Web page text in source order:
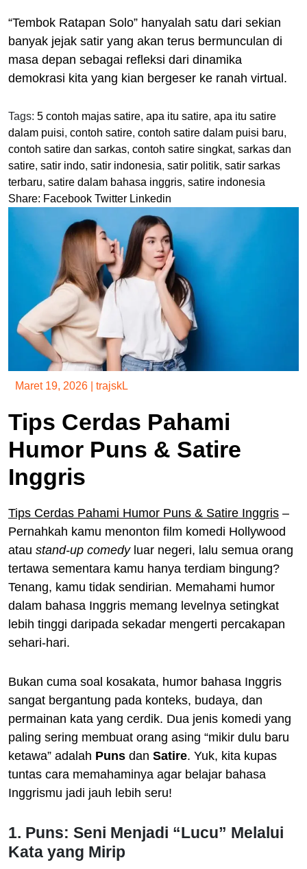
“Tembok Ratapan Solo” hanyalah satu dari sekian
banyak jejak satir yang akan terus bermunculan di
masa depan sebagai refleksi dari dinamika
demokrasi kita yang kian bergeser ke ranah virtual.
Tags: 5 contoh majas satire, apa itu satire, apa itu satire
dalam puisi, contoh satire, contoh satire dalam puisi baru,
contoh satire dan sarkas, contoh satire singkat, sarkas dan
satire, satir indo, satir indonesia, satir politik, satir sarkas
terbaru, satire dalam bahasa inggris, satire indonesia
Share: Facebook Twitter Linkedin
Maret 19, 2026 trajskL
Tips Cerdas Pahami
Humor Puns & Satire
Inggris
Tips Cerdas Pahami Humor Puns & Satire Inggris –
Pernahkah kamu menonton film komedi Hollywood
atau stand-up comedyluar negeri, lalu semua orang
tertawa sementara kamu hanya terdiam bingung?
Tenang, kamu tidak sendirian. Memahami humor
dalam bahasa Inggris memang levelnya setingkat
lebih tinggi daripada sekadar mengerti percakapan
sehari-hari.
Bukan cuma soal kosakata, humor bahasa Inggris
sangat bergantung pada konteks, budaya, dan
permainan kata yang cerdik. Dua jenis komedi yang
paling sering membuat orang asing “mikir dulu baru
ketawa” adalah Puns dan Satire. Yuk, kita kupas
tuntas cara memahaminya agar belajar bahasa
Inggrismu jadi jauh lebih seru!
1. Puns: Seni Menjadi “Lucu” Melalui
Kata yang Mirip